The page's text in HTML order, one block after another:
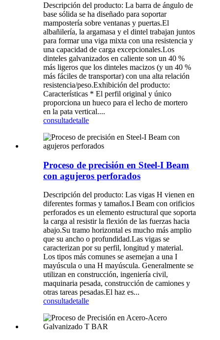
Descripción del producto: La barra de ángulo de
base sólida se ha diseñado para soportar
mampostería sobre ventanas y puertas.El
albañilería, la argamasa y el dintel trabajan juntos
para formar una viga mixta con una resistencia y
una capacidad de carga excepcionales.Los
dinteles galvanizados en caliente son un 40 %
más ligeros que los dinteles macizos (y un 40 %
más fáciles de transportar) con una alta relación
resistencia/peso.Exhibición del producto:
Características * El perfil original y único
proporciona un hueco para el lecho de mortero
en la pata vertical....
consultadetalle
Proceso de precisión en Steel-I Beam
con agujeros perforados
Descripción del producto: Las vigas H vienen en
diferentes formas y tamaños.I Beam con orificios
perforados es un elemento estructural que soporta
la carga al resistir la flexión de las fuerzas hacia
abajo.Su tramo horizontal es mucho más amplio
que su ancho o profundidad.Las vigas se
caracterizan por su perfil, longitud y material.
Los tipos más comunes se asemejan a una I
mayúscula o una H mayúscula. Generalmente se
utilizan en construcción, ingeniería civil,
maquinaria pesada, construcción de camiones y
otras tareas pesadas.El haz es...
consultadetalle